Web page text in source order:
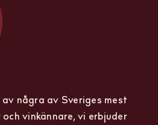
några av Sveriges mest
vinkännare, vi erbjuder